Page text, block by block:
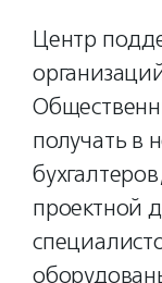
Центр
получать в
проектной